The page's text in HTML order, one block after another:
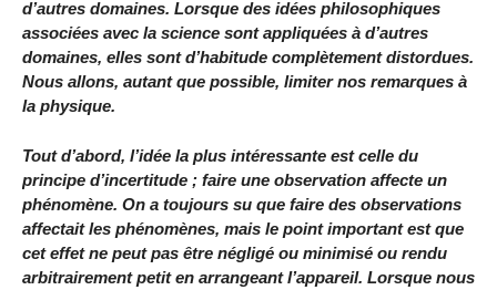
d’autres domaines. Lorsque des idées philosophiques
associées avec la science sont appliquées à d’autres
domaines, elles sont d’habitude complètement distordues.
Nous allons, autant que possible, limiter nos remarques à
la physique.
Tout d’abord, l’idée la plus intéressante est celle du
principe d’incertitude ; faire une observation affecte un
phénomène. On a toujours su que faire des observations
affectait les phénomènes, mais le point important est que
cet effet ne peut pas être négligé ou minimisé ou rendu
arbitrairement petit en arrangeant l’appareil. Lorsque nous